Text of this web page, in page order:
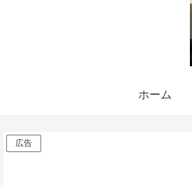
ホーム
広告